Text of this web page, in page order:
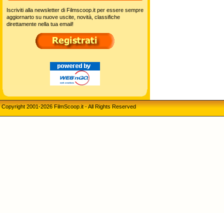
Iscriviti alla newsletter di Filmscoop.it per essere sempre
aggiornarto su nuove uscite, novità, classifiche
direttamente nella tua email!
Copyright 2001-2026 FilmScoop.it - All Rights Reserved